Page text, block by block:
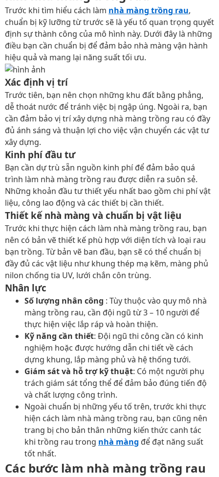
Trước khi tìm hiểu cách làm nhà màng trồng rau,
chuẩn bị kỹ lưỡng từ trước sẽ là yếu tố quan trọng quyết
định sự thành công của mô hình này. Dưới đây là những
điều bạn cần chuẩn bị để đảm bảo nhà màng vận hành
hiệu quả và mang lại năng suất tối ưu.
Xác định vị trí
Trước tiên, bạn nên chọn những khu đất bằng phẳng,
dễ thoát nước để tránh việc bị ngập úng. Ngoài ra, bạn
cần đảm bảo vị trí xây dựng nhà màng trồng rau có đầy
đủ ánh sáng và thuận lợi cho việc vận chuyển các vật tư
xây dựng.
Kinh phí đầu tư
Bạn cần dự trù sẵn nguồn kinh phí để đảm bảo quá
trình làm nhà màng trồng rau được diễn ra suôn sẻ.
Những khoản đầu tư thiết yếu nhất bao gồm chi phí vật
liệu, công lao động và các thiết bị cần thiết.
Thiết kế nhà màng và chuẩn bị vật liệu
Trước khi thực hiện cách làm nhà màng trồng rau, bạn
nên có bản vẽ thiết kế phù hợp với diện tích và loại rau
bạn trồng. Từ bản vẽ ban đầu, bạn sẽ có thể chuẩn bị
đầy đủ các vật liệu như khung thép mạ kẽm, màng phủ
nilon chống tia UV, lưới chắn côn trùng.
Nhân lực
Số lượng nhân công : Tùy thuộc vào quy mô nhà
màng trồng rau, cần đội ngũ từ 3 – 10 người để
thực hiện việc lắp ráp và hoàn thiện.
Kỹ năng cần thiết: Đội ngũ thi công cần có kinh
nghiệm hoặc được hướng dẫn chi tiết về cách
dựng khung, lắp màng phủ và hệ thống tưới.
Giám sát và hỗ trợ kỹ thuật: Có một người phụ
trách giám sát tổng thể để đảm bảo đúng tiến độ
và chất lượng công trình.
Ngoài chuẩn bị những yếu tố trên, trước khi thực
hiện cách làm nhà màng trồng rau, bạn cũng nên
trang bị cho bản thân những kiến thức canh tác
khi trồng rau trong nhà màng để đạt năng suất
tốt nhất.
Các bước làm nhà màng trồng rau